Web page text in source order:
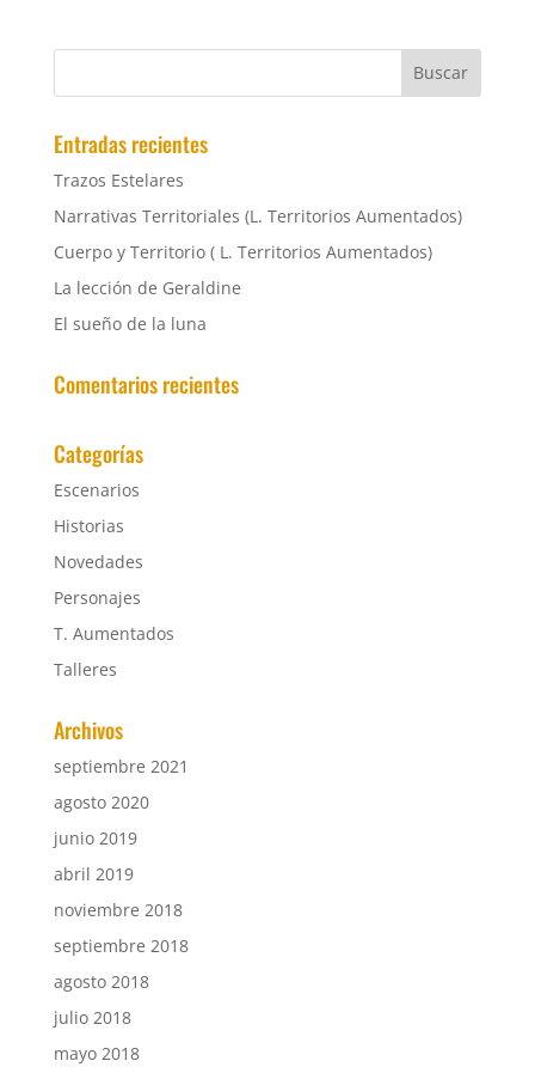
Entradas recientes
Trazos Estelares
Narrativas Territoriales (L. Territorios Aumentados)
Cuerpo y Territorio ( L. Territorios Aumentados)
La lección de Geraldine
El sueño de la luna
Comentarios recientes
Categorías
Escenarios
Historias
Novedades
Personajes
T. Aumentados
Talleres
Archivos
septiembre 2021
agosto 2020
junio 2019
abril 2019
noviembre 2018
septiembre 2018
agosto 2018
julio 2018
mayo 2018